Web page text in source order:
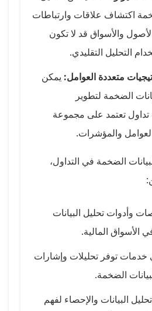
اكتشاف علاقات وارتباطات
والأسواق قد لا تكون
التحليل التقليدي.
متعددة العوامل: يمكن
الضخمة لتطوير
تداول تعتمد على مجموعة
والمؤشرات.
الضخمة في التداول،
وأدوات تحليل البيانات
الأسواق المالية.
خدمات توفر تحليلات وإشارات
الضخمة.
البيانات والإحصاء لفهم